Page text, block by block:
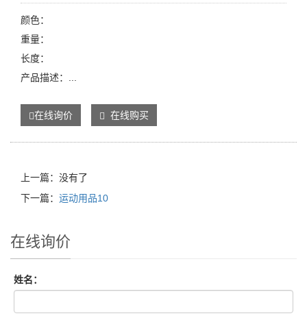
颜色：
重量：
长度：
产品描述：...
在线询价 在线购买
上一篇：没有了
下一篇： 运动用品10
在线询价
姓名：